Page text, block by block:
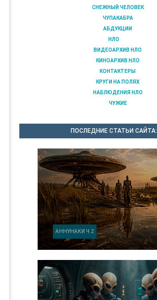
СНЕЖНЫЙ ЧЕЛОВЕК
ЧУПАКАБРА
АБДУКЦИИ
НЛО
ВИДЕОАРХИВ НЛО
КИНОАРХИВ НЛО
КОНТАКТЕРЫ
КРУГИ НА ПОЛЯХ
НАБЛЮДЕНИЯ НЛО
ЧУЖИЕ
ПОСЛЕДНИЕ СТАТЬИ САЙТА:
АННУНАКИ Ч.2